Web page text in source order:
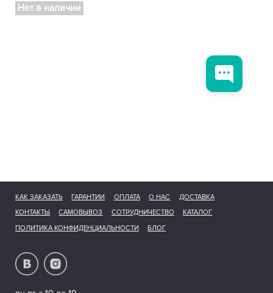
Нет в наличии
КАК ЗАКАЗАТЬ ГАРАНТИИ ОПЛАТА О НАС
ДОСТАВКА
КОНТАКТЫ
САМОВЫВОЗ СОТРУДНИЧЕСТВО
КАТАЛОГ
ПОЛИТИКА КОНФИДЕНЦИАЛЬНОСТИ
БЛОГ